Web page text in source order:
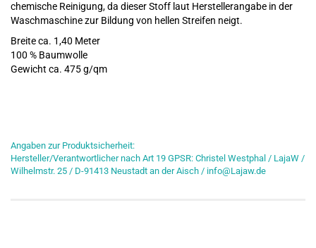
chemische Reinigung, da dieser Stoff laut Herstellerangabe in der
Waschmaschine zur Bildung von hellen Streifen neigt.
Breite ca. 1,40 Meter
100 % Baumwolle
Gewicht ca. 475 g/qm
Angaben zur Produktsicherheit:
Hersteller/Verantwortlicher nach Art 19 GPSR: Christel Westphal / LajaW /
Wilhelmstr. 25 / D-91413 Neustadt an der Aisch / info@Lajaw.de